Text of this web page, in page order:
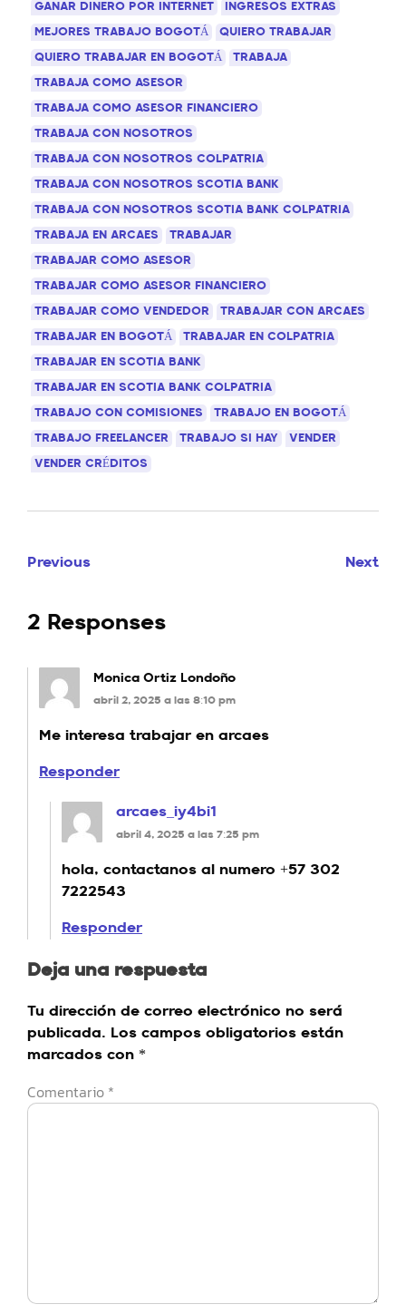
GANAR DINERO POR INTERNET INGRESOS EXTRAS
MEJORES TRABAJO BOGOTÁ QUIERO TRABAJAR
QUIERO TRABAJAR EN BOGOTÁ TRABAJA
TRABAJA COMO ASESOR
TRABAJA COMO ASESOR FINANCIERO
TRABAJA CON NOSOTROS
TRABAJA CON NOSOTROS COLPATRIA
TRABAJA CON NOSOTROS SCOTIA BANK
TRABAJA CON NOSOTROS SCOTIA BANK COLPATRIA
TRABAJA EN ARCAES TRABAJAR
TRABAJAR COMO ASESOR
TRABAJAR COMO ASESOR FINANCIERO
TRABAJAR COMO VENDEDOR TRABAJAR CON ARCAES
TRABAJAR EN BOGOTÁ TRABAJAR EN COLPATRIA
TRABAJAR EN SCOTIA BANK
TRABAJAR EN SCOTIA BANK COLPATRIA
TRABAJO CON COMISIONES TRABAJO EN BOGOTÁ
TRABAJO FREELANCER TRABAJO SI HAY VENDER
VENDER CRÉDITOS
Previous Next
2 Responses
Monica Ortiz Londoño
abril 2, 2025 a las 8:10 pm
Me interesa trabajar en arcaes
Responder
arcaes_iy4bi1
abril 4, 2025 a las 7:25 pm
hola, contactanos al numero +57 302
7222543
Responder
Deja una respuesta
Tu dirección de correo electrónico no será
publicada. Los campos obligatorios están
marcados con *
Comentario *